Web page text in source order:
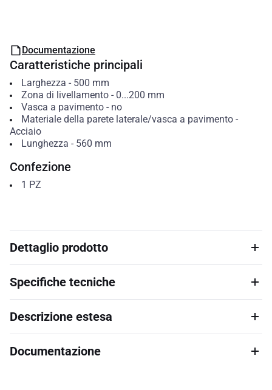
Documentazione
Caratteristiche principali
Larghezza - 500 mm
Zona di livellamento- 0...200 mm
Vasca a pavimento- no
Materiale della parete laterale/vasca a pavimento-
Acciaio
Lunghezza - 560 mm
Confezione
1 PZ
Dettaglio prodotto
Specifiche tecniche
Descrizione estesa
Documentazione